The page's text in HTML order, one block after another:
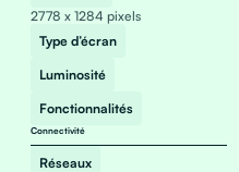
2778 x 1284 pixels
Type d’écran
Luminosité
Fonctionnalités
Connectivité
Réseaux